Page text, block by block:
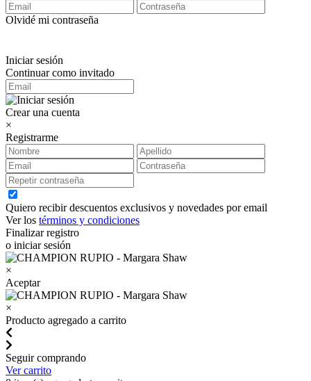
Olvidé mi contraseña
Iniciar sesión
Continuar como invitado
Crear una cuenta
×
Registrarme
Quiero recibir descuentos exclusivos y novedades por email
Ver los términos y condiciones
Finalizar registro
o iniciar sesión
×
Aceptar
×
Producto agregado a carrito
Seguir comprando
Ver carrito